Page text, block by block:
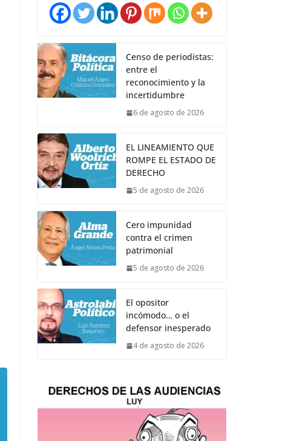
Censo de periodistas:
entre el
reconocimiento y la
incertidumbre
6 de agosto de 2026
EL LINEAMIENTO QUE
ROMPE EL ESTADO DE
DERECHO
5 de agosto de 2026
Cero impunidad
contra el crimen
patrimonial
5 de agosto de 2026
El opositor
incómodo… o el
defensor inesperado
4 de agosto de 2026